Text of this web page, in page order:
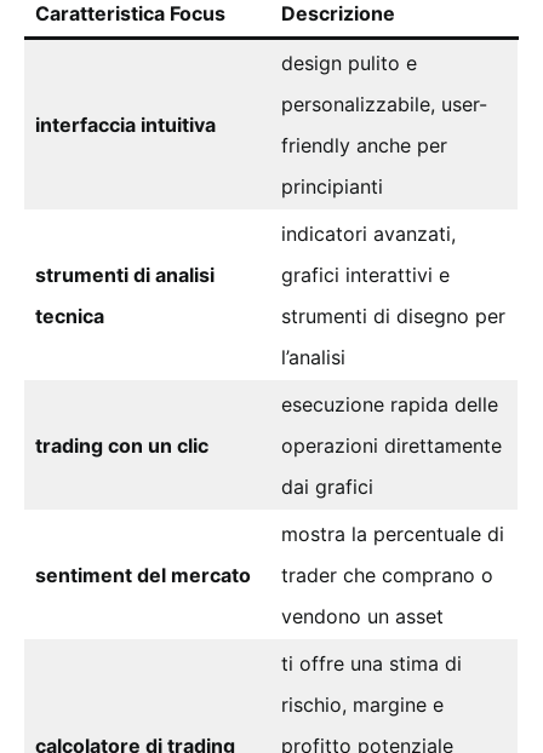
Caratteristica Focus Descrizione
interfaccia intuitiva
design pulito e
personalizzabile, user-
friendly anche per
principianti
strumenti di analisi
tecnica
indicatori avanzati,
grafici interattivi e
strumenti di disegno per
l’analisi
trading con un clic
esecuzione rapida delle
operazioni direttamente
dai grafici
sentiment del mercato
mostra la percentuale di
trader che comprano o
vendono un asset
calcolatore di trading
ti offre una stima di
rischio, margine e
profitto potenziale